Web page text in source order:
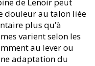
de Lenoir peut
douleur au talon liée
plus qu’à
varient selon les
au lever ou
adaptation du